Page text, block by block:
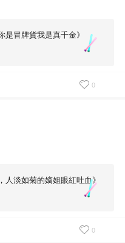
冒牌貨我是真千金》
0
淡如菊的嫡姐眼紅吐血》
0